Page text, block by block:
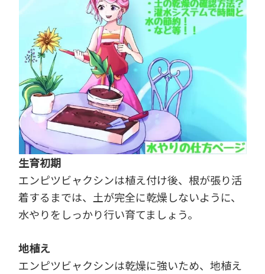
生育初期
エンピツビャクシンは植え付け後、根が張り活
着するまでは、土が完全に乾燥しないように、
水やりをしっかり行い育てましょう。
地植え
エンピツビャクシンは乾燥に強いため、地植え